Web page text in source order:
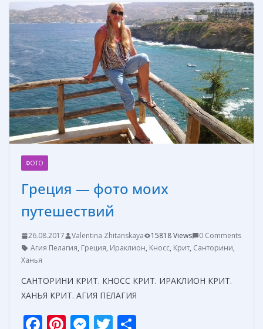
o
o
k
st n
g
er
а
в
и
т
ь
ФОТО
Греция — фото моих
путешествий
26.08.2017 Valentina Zhitanskaya 15818 Views
0 Comments
Агия Пелагия, Греция, Ираклион, Кносс, Крит, Санторини,
Ханья
САНТОРИНИ КРИТ. КНОСС КРИТ. ИРАКЛИОН КРИТ.
ХАНЬЯ КРИТ. АГИЯ ПЕЛАГИЯ